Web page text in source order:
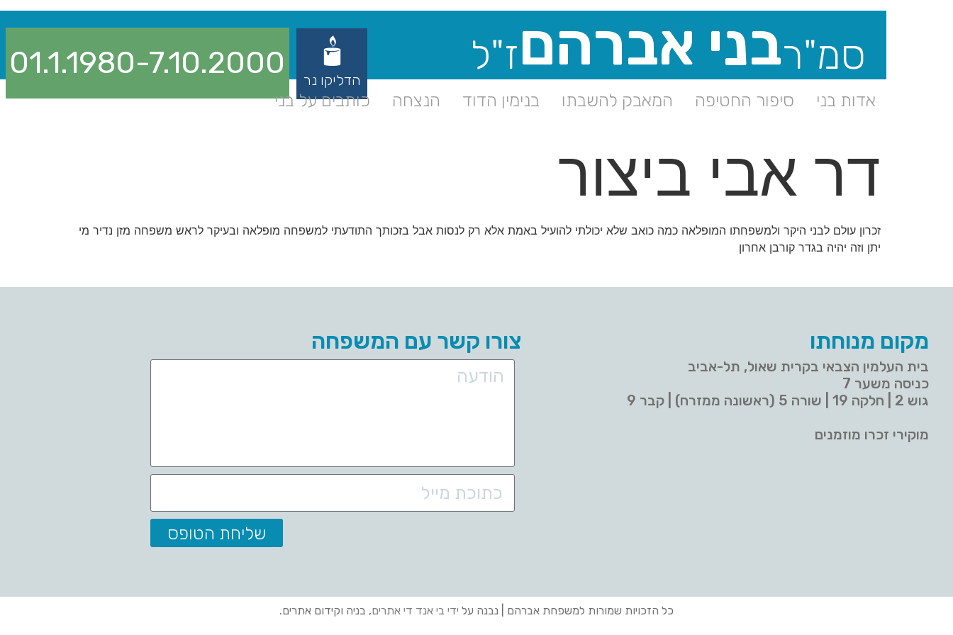
סמ"רבני אברהםז"ל
אדות בני סיפור החטיפה המאבק להשבתו בנימין הדוד הנצחה כותבים על בני
הדליקו נר 01.1.1980-7.10.2000
דר אבי ביצור
זכרון עולם לבני היקר ולמשפחתו המופלאה כמה כואב שלא יכולתי להועיל באמת אלא רק לנסות אבל בזכותך התודעתי למשפחה מופלאה ובעיקר לראש משפחה מזן נדיר מי
יתן וזה יהיה בגדר קורבן אחרון
מקום מנוחתו
בית העלמין הצבאי בקרית שאול, תל-אביב
כניסה משער 7
גוש 2 | חלקה 19 | שורה 5 (ראשונה ממזרח) | קבר 9
מוקירי זכרו מוזמנים
צורו קשר עם המשפחה
שליחת הטופס
כל הזכויות שמורות למשפחת אברהם | נבנה על ידי בי אנד די אתרים, בניה וקידום אתרים.